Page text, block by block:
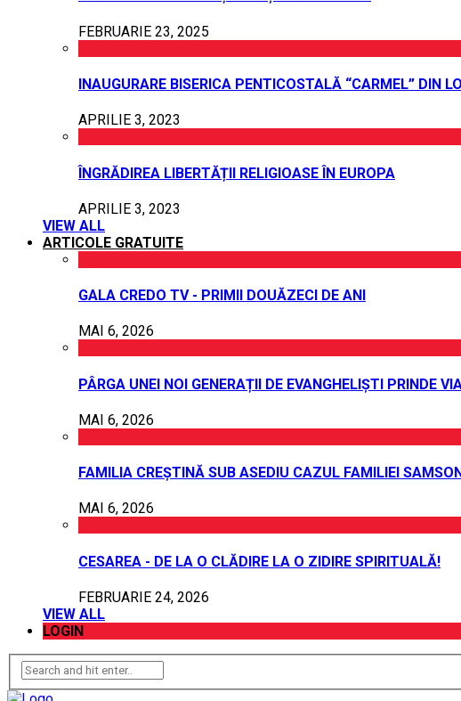
FEBRUARIE 23, 2025
INAUGURARE BISERICA PENTICOSTALĂ “CARMEL” DIN
APRILIE 3, 2023
ÎNGRĂDIREA LIBERTĂȚII RELIGIOASE ÎN EUROPA
APRILIE 3, 2023
VIEW ALL
ARTICOLE GRATUITE
GALA CREDO TV - PRIMII DOUĂZECI DE ANI
MAI 6, 2026
PÂRGA UNEI NOI GENERAȚII DE EVANGHELIȘTI PRINDE
MAI 6, 2026
FAMILIA CREȘTINĂ SUB ASEDIU CAZUL FAMILIEI
MAI 6, 2026
CESAREA - DE LA O CLĂDIRE LA O ZIDIRE SPIRITUALĂ!
FEBRUARIE 24, 2026
VIEW ALL
LOGIN